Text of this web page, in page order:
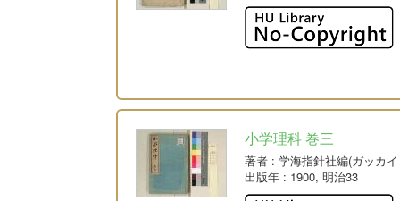
小学理科 巻三
著者 : 学海指針社編(ガッカ
出版年 : 1900, 明治33